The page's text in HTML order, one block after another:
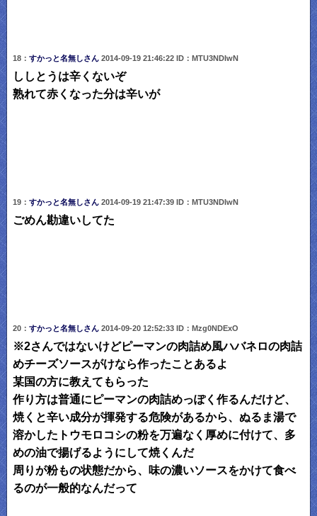
18： すかっと名無しさん 2014-09-19 21:46:22 ID：MTU3NDIwN
ししとうは辛くないぞ
熟れて赤くなった分は辛いが
19： すかっと名無しさん 2014-09-19 21:47:39 ID：MTU3NDIwN
ごめん勘違いしてた
20： すかっと名無しさん 2014-09-20 12:52:33 ID：Mzg0NDExO
※2さんではないけどピーマンの肉詰め風ハバネロの肉詰
めチーズソースがけなら作ったことあるよ
某国の方に教えてもらった
作り方は普通にピーマンの肉詰めっぽく作るんだけど、
焼くと辛い成分が揮発する危険があるから、ぬるま湯で
溶かしたトウモロコシの粉を万遍なく厚めに付けて、多
めの油で揚げるようにして焼くんだ
周りが粉もの状態だから、味の濃いソースをかけて食べ
るのが一般的なんだって